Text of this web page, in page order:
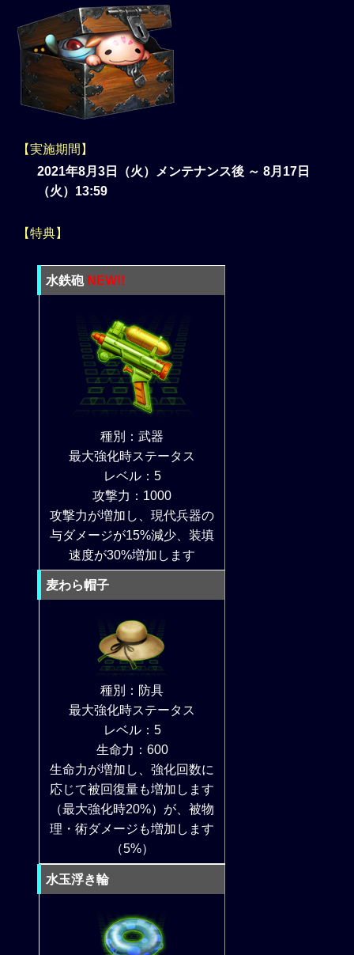
【実施期間】
2021年8月3日（火）メンテナンス後 ～ 8月17日
（火）13:59
【特典】
水鉄砲NEW!!
種別：武器
最大強化時ステータス
レベル：5
攻撃力：1000
攻撃力が増加し、現代兵器の
与ダメージが15%減少、装填
速度が30%増加します
麦わら帽子
種別：防具
最大強化時ステータス
レベル：5
生命力：600
生命力が増加し、強化回数に
応じて被回復量も増加します
（最大強化時20%）が、被物
理・術ダメージも増加します
（5%）
水玉浮き輪